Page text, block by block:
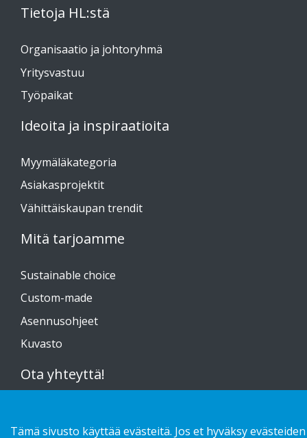
Tietoja HL:stä
Organisaatio ja johtoryhmä
Yritysvastuu
Työpaikat
Ideoita ja inspiraatioita
Myymäläkategoria
Asiakasprojektit
Vähittäiskaupan trendit
Mitä tarjoamme
Sustainable choice
Custom-made
Asennusohjeet
Kuvasto
Ota yhteyttä!
Tämä sivusto käyttää evästeitä. Jos et hyväksy evästeiden